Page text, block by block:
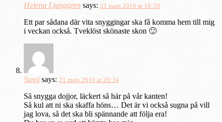
Helena Ljunggren says: 21 mars 2010 at 16:59
Ett par sådana där vita snyggingar ska få komma hem till mig
i veckan också. Tveklöst skönaste skon 🙂
Sussi says: 21 mars 2010 at 20:34
Så snygga dojjor, läckert så här på vår kanten!
Så kul att ni ska skaffa höns… Det är vi också sugna på vill
jag lova, så det ska bli spännande att följa era!